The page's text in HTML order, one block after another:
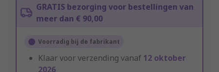
GRATIS bezorging voor bestellingen van
meer dan € 90,00
Voorradig bij de fabrikant
Klaar voor verzending vanaf 12 oktober
2026